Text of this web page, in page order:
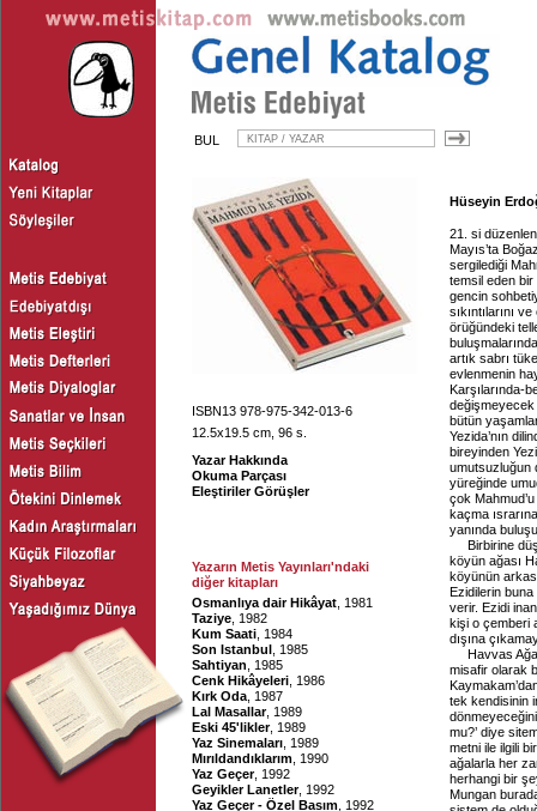
BUL
ISBN13 978-975-342-013-6
12.5x19.5 cm, 96 s.
Yazar Hakkında
Okuma Parçası
Eleştiriler Görüşler
Yazarın Metis Yayınları'ndaki
diğer kitapları
Osmanlıya dair Hikâyat , 1981
Taziye , 1982
Kum Saati , 1984
Son Istanbul , 1985
Sahtiyan , 1985
Cenk Hikâyeleri , 1986
Kırk Oda , 1987
Lal Masallar, 1989
Eski 45'likler, 1989
Yaz Sinemaları , 1989
Mırıldandıklarım , 1990
Yaz Geçer, 1992
Geyikler Lanetler, 1992
Yaz Geçer - Özel Basım , 1992
Hüseyin
21. si
Mayıs’ta
sergilediği
temsil eden bir
gencin
sıkıntılarını
örüğündeki
artık sabrı
evlenmenin
Karşılarında-
değişmeyecek
bütün
Yezida’nın
bireyinden
umutsuzluğun
yüreğinde
çok
kaçma
yanında
Birbirine
köyün ağası
köyünün
Ezidilerin
verir. Ezidi
kişi o çemberi
dışına
Havvas
misafir olarak
tek kendisinin
mu?’ diye
metni ile ilgili
ağalarla her
herhangi bir
Mungan